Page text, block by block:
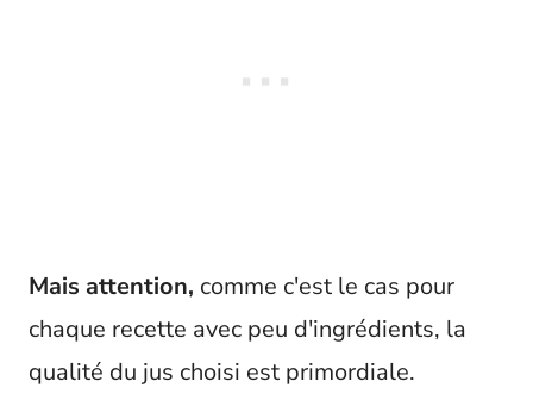
Mais attention, comme c'est le cas pour
chaque recette avec peu d'ingrédients, la
qualité du jus choisi est primordiale.